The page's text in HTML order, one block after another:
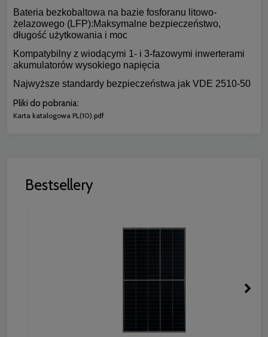
Bateria bezkobaltowa na bazie fosforanu litowo-
żelazowego (LFP):Maksymalne bezpieczeństwo,
długość użytkowania i moc
Kompatybilny z wiodącymi 1- i 3-fazowymi inwerterami
akumulatorów wysokiego napięcia
Najwyższe standardy bezpieczeństwa jak VDE 2510-50
Pliki do pobrania:
Karta katalogowa PL(10).pdf
Bestsellery